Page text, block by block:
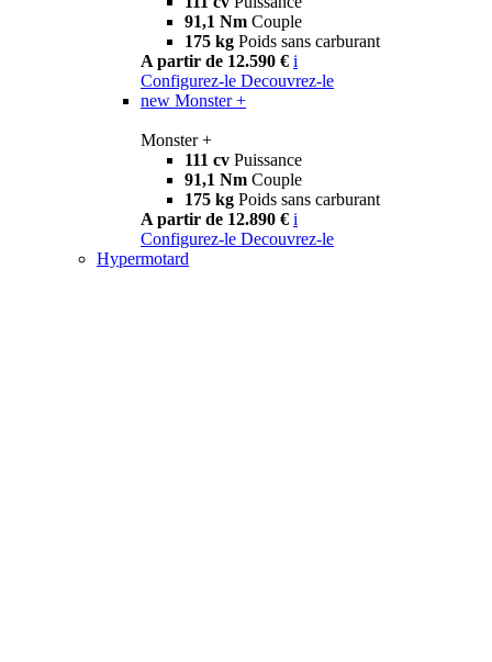
91,1 Nm Couple
175 kg Poids sans carburant
A partir de 12.590 € i
Configurez-le Decouvrez-le
new Monster +
Monster +
111 cv Puissance
91,1 Nm Couple
175 kg Poids sans carburant
A partir de 12.890 € i
Configurez-le Decouvrez-le
Hypermotard